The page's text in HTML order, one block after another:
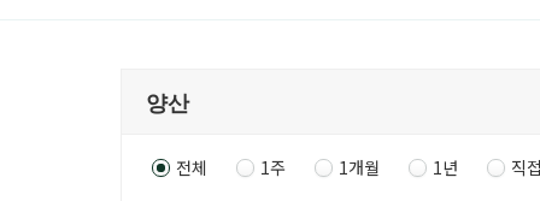
전체 1주 1개월 1년 직